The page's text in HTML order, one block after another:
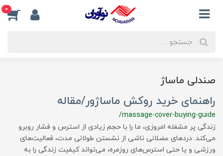
0
صندلی ماساژ
راهنمای خرید روکش ماساژور/مقاله
/massage-cover-buying-guide
زندگی پر مشغله امروزی، ما را با حجم زیادی از استرس و فشار روبرو
می‌کند. دردهای عضلانی ناشی از نشستن طولانی مدت، فعالیت‌های
ورزشی و یا حتی استرس‌های روزمره، می‌تواند کیفیت زندگی را به